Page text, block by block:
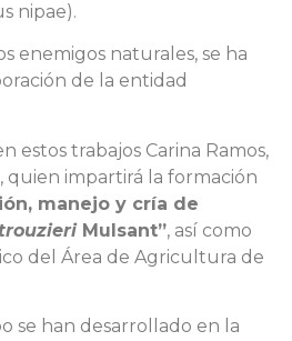
nipae).
enemigos naturales, se ha
de la entidad
estos trabajos Carina Ramos,
quien impartirá la formación
manejo y cría de
Mulsant”, así como
del Área de Agricultura de
se han desarrollado en la